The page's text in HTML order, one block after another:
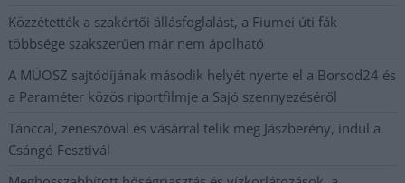
Közzétették a szakértői állásfoglalást, a Fiumei úti fák
többsége szakszerűen már nem ápolható
A MÚOSZ sajtódíjának második helyét nyerte el a Borsod24 és
a Paraméter közös riportfilmje a Sajó szennyezéséről
Tánccal, zeneszóval és vásárral telik meg Jászberény, indul a
Csángó Fesztivál